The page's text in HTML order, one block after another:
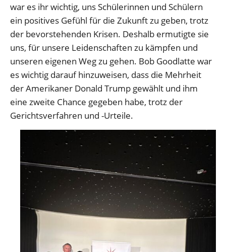
war es ihr wichtig, uns Schülerinnen und Schülern
ein positives Gefühl für die Zukunft zu geben, trotz
der bevorstehenden Krisen. Deshalb ermutigte sie
uns, für unsere Leidenschaften zu kämpfen und
unseren eigenen Weg zu gehen. Bob Goodlatte war
es wichtig darauf hinzuweisen, dass die Mehrheit
der Amerikaner Donald Trump gewählt und ihm
eine zweite Chance gegeben habe, trotz der
Gerichtsverfahren und -Urteile.